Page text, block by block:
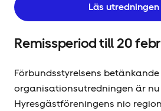
Läs
Remissperiod till 20
Förbundsstyrelsens
organisationsutredningen är nu
Hyresgäst­föreningens nio